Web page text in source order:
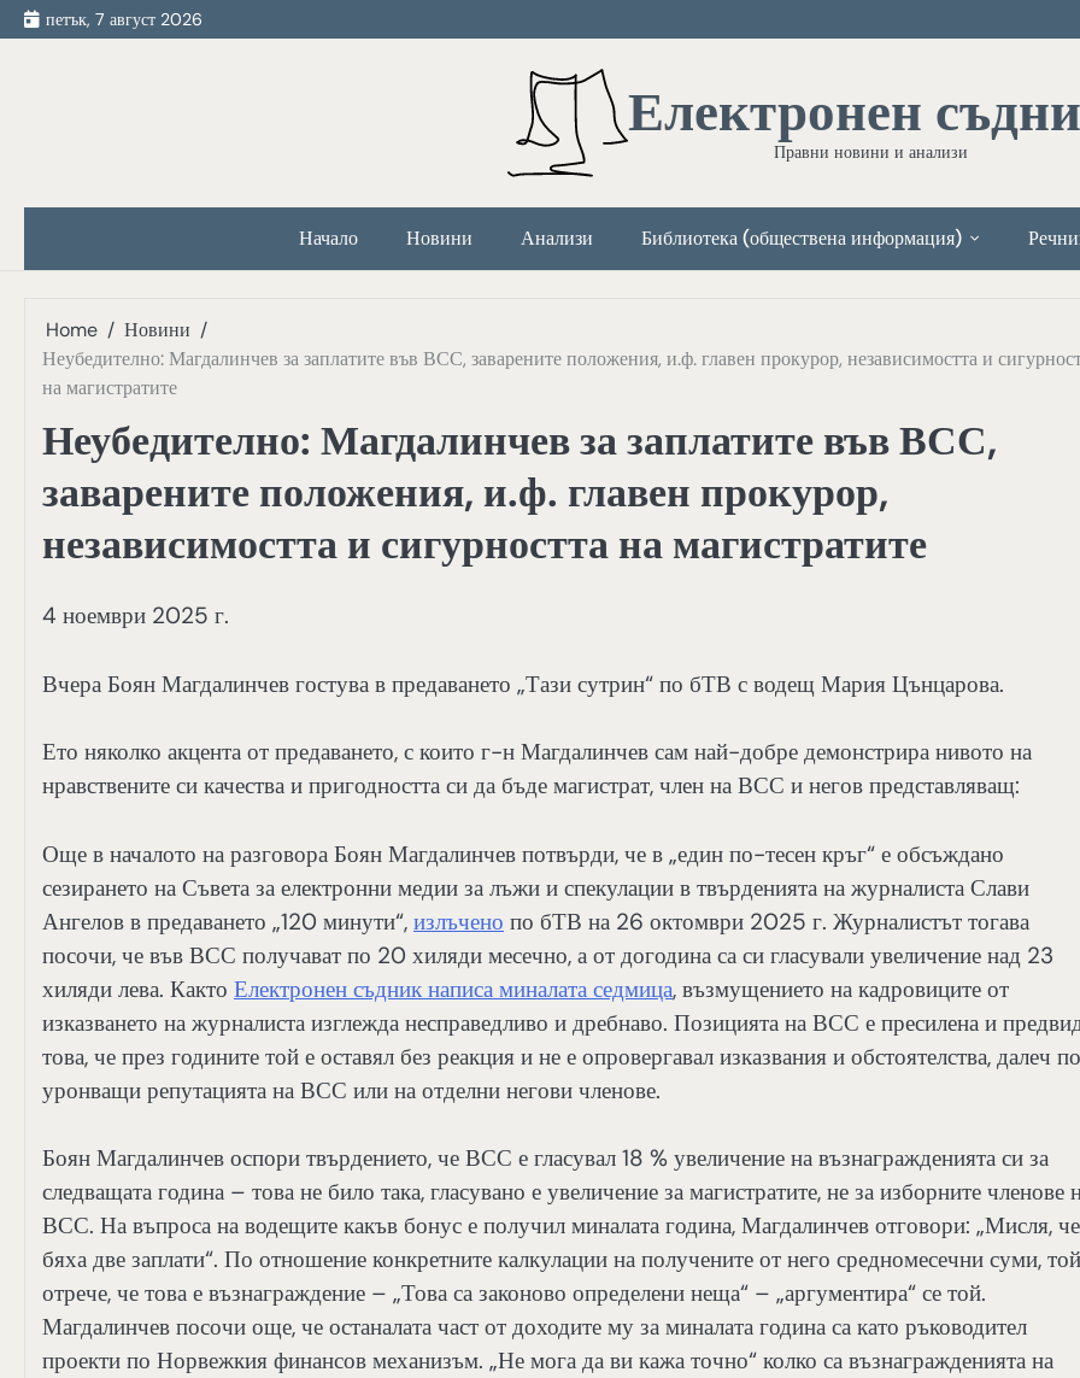
Skip
to
петък, 7 август 2026
Електронен
Правни новини и анализи
Начало Новини Анализи Библиотека (обществена информация)
Home
Новини
Неубедително: Магдалинчев за заплатите във ВСС, заварените положения, и.ф. главен прокурор, независимостта и
на магистратите
Неубедително: Магдалинчев за заплатите във ВСС,
заварените положения, и.ф. главен прокурор,
независимостта и сигурността на магистратите
4 ноември 2025 г.
Вчера Боян Магдалинчев гостува в предаването „Тази сутрин“ по бТВ с водещ Мария Цънцарова.
Ето няколко акцента от предаването, с които г-н Магдалинчев сам най-добре демонстрира нивото на
нравствените си качества и пригодността си да бъде магистрат, член на ВСС и негов представляващ:
Още в началото на разговора Боян Магдалинчев потвърди, че в „един по-тесен кръг“ е обсъждано
сезирането на Съвета за електронни медии за лъжи и спекулации в твърденията на журналиста Слави
Ангелов в предаването „120 минути“, излъчено по бТВ на 26 октомври 2025 г. Журналистът тогава
посочи, че във ВСС получават по 20 хиляди месечно, а от догодина са си гласували увеличение над 23
хиляди лева. Както Електронен съдник написа миналата седмица, възмущението на кадровиците от
изказването на журналиста изглежда несправедливо и дребнаво. Позицията на ВСС е пресилена и
това, че през годините той е оставял без реакция и не е опровергавал изказвания и обстоятелства, далеч
уронващи репутацията на ВСС или на отделни негови членове.
Боян Магдалинчев оспори твърдението, че ВСС е гласувал 18 % увеличение на възнагражденията си за
следващата година – това не било така, гласувано е увеличение за магистратите, не за изборните членове
ВСС. На въпроса на водещите какъв бонус е получил миналата година, Магдалинчев отговори: „Мисля, че
бяха две заплати“. По отношение конкретните калкулации на получените от него средномесечни суми, той
отрече, че това е възнаграждение – „Това са законово определени неща“ – „аргументира“ се той.
Магдалинчев посочи още, че останалата част от доходите му за миналата година са като ръководител
проекти по Норвежкия финансов механизъм. „Не мога да ви кажа точно“ колко са възнагражденията на